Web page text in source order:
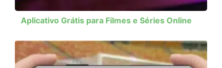
Aplicativo Grátis para Filmes e Séries Online